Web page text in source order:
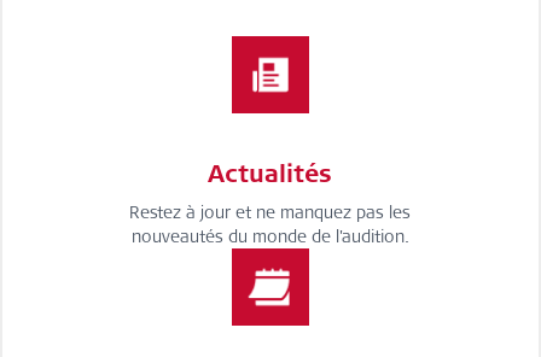
Actualités
Restez à jour et ne manquez pas les
nouveautés du monde de l'audition.